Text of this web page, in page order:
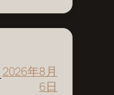
2026年8月
6日